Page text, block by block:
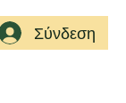
Σύνδεση